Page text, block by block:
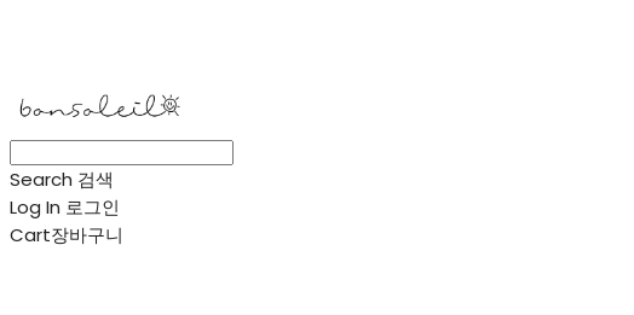
Search 검색
Log In 로그인
Cart장바구니